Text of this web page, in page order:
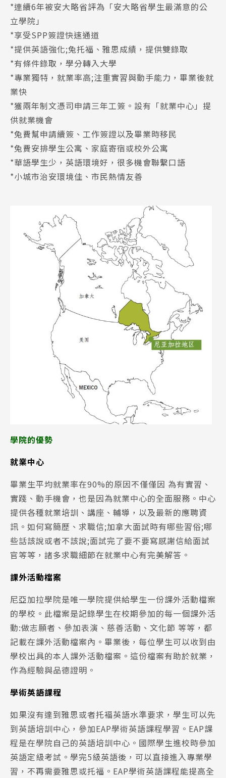
*連續6年被安大略省評為「安大略省學生最滿意的公
立學院」
*享受SPP簽證快速通道
*提供英語強化;兔托福、雅思成績，提供雙錄取
*有條件錄取，學分轉入大學
*專業獨特，就業率高;注重實習與動手能力，畢業後就
業快
*獲兩年制文憑司申請三年工簽。設有「就業中心」提
供就業機會
*兔費幫申請續簽、工作簽證以及畢業時移民
*兔費安排學生公寓、家庭寄宿或校外公寓
*華語學生少，英語環境好，很多機會聯繫口語
*小城市治安環境佳、市民熱情友善
學院的優勢
就業中心
畢業生平均就業率在90%的原因不僅僅因 為有實習、
實踐、動手機會，也是因為就業中心的全面服務。中心
提供各種就業培訓、講座、輔導，以及最新的應聘資
訊。如何寫簡歷、求職信;加拿大面試時有哪些習俗;哪
些話該說或者不該說;面試完了要不要寫感謝信給面試
官等等，諸多求職細節在就業中心有完美解答。
課外活動檔案
尼亞加拉學院是唯一學院提供給學生一份課外活動檔案
的學校。此檔案是記錄學生在校期參加的每一個課外活
動:做志願者、參加表演、慈善活動、文化節 等等，都
記載在課外活動檔案內。畢業後，每位學生可以收到由
學校出具的本人課外活動檔案。這份檔案有助於就業，
作為經驗與品德證明。
學術英語課程
如果沒有達到雅思或者托褔英語水準要求，學生可以先
到英語培訓中心，參加EAP學術英語課程學習。EAP課
程是在學院自己的英語培訓中心。國際學生進校時參加
英語定級考試。學完5級英語後，可以直接進入專業學
習，不再需要雅思或托福。EAP學術英語課程能提高全